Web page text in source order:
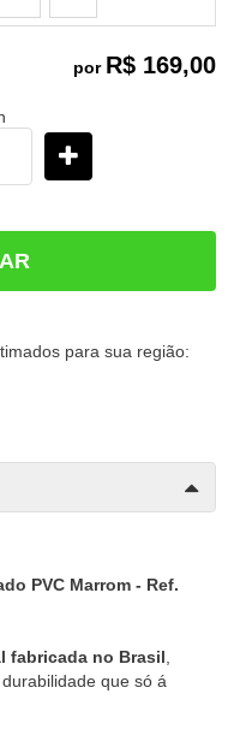
por R$ 169,00
para sua região:
PVC Marrom - Ref.
fabricada no Brasil
que só á